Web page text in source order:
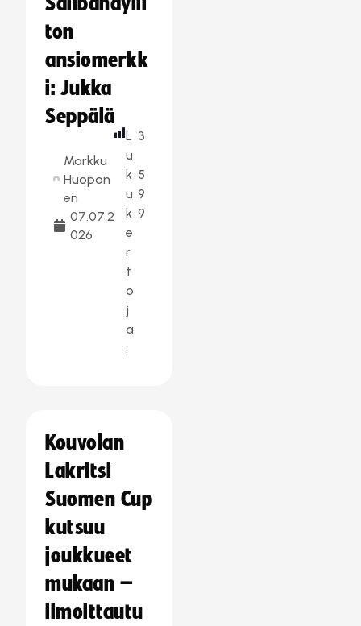
ton
ansiomerkk
i: Jukka
Seppälä
Markku
Huopon
en
07.07.2
026
L
u
k
u
k
e
r
t
o
j
a
:
3
5
9
9
Kouvolan
Lakritsi
Suomen Cup
kutsuu
joukkueet
mukaan –
ilmoittautu